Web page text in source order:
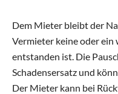
Dem Mieter bleibt der
Vermieter keine oder ein
entstanden ist. Die
Schadensersatz und
Der Mieter kann bei